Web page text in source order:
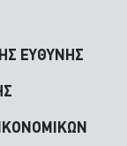
ΕΥΘΥΝΗΣ